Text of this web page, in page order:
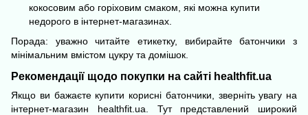
кокосовим або горіховим смаком, які можна купити
недорого в інтернет-магазинах.
Порада: уважно читайте етикетку, вибирайте батончики з
мінімальним вмістом цукру та домішок.
Рекомендації щодо покупки на сайті healthfit.ua
Якщо ви бажаєте купити корисні батончики, зверніть увагу на
інтернет-магазин healthfit.ua . Тут представлений широкий